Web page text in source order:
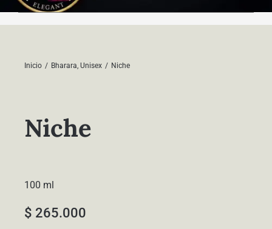
Blog
Contacto
Inicio Bharara Unisex Niche
Niche
100 ml
$ 265.000